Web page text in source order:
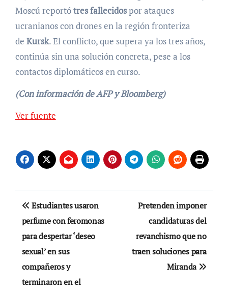
Moscú reportótres fallecidospor ataques
ucranianos con drones en la región fronteriza
de Kursk. El conflicto, que supera ya los tres años,
continúa sin una solución concreta, pese a los
contactos diplomáticos en curso.
(Con información de AFP y Bloomberg)
Ver fuente
Navegación
de
entradas
Estudiantes usaron
perfume con feromonas
para despertar ‘deseo
sexual’ en sus
compañeros y
terminaron en el
Pretenden imponer
candidaturas del
revanchismo que no
traen soluciones para
Miranda